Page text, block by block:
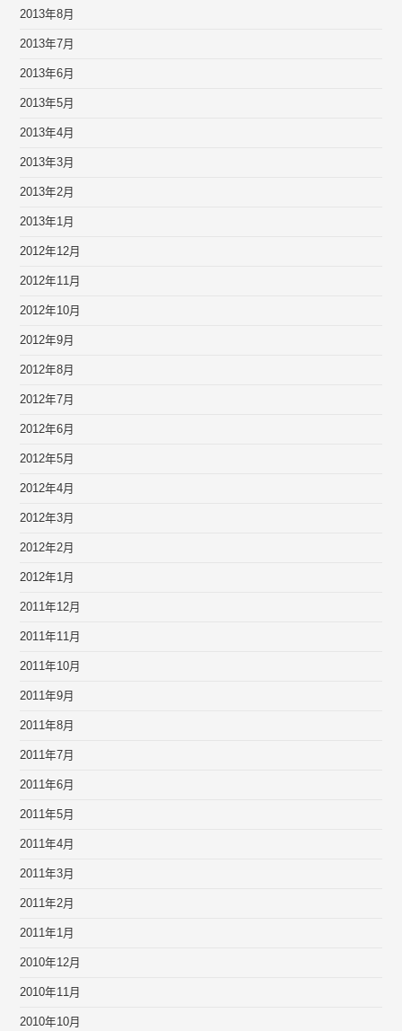
2013年8月
2013年7月
2013年6月
2013年5月
2013年4月
2013年3月
2013年2月
2013年1月
2012年12月
2012年11月
2012年10月
2012年9月
2012年8月
2012年7月
2012年6月
2012年5月
2012年4月
2012年3月
2012年2月
2012年1月
2011年12月
2011年11月
2011年10月
2011年9月
2011年8月
2011年7月
2011年6月
2011年5月
2011年4月
2011年3月
2011年2月
2011年1月
2010年12月
2010年11月
2010年10月